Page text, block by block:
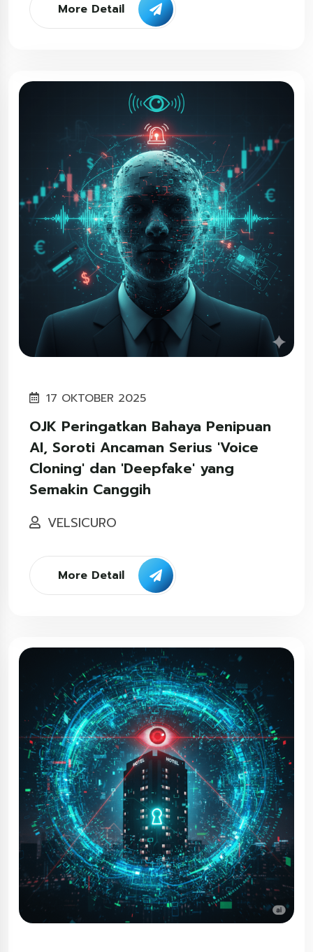
More Detail
17 OKTOBER 2025
OJK Peringatkan Bahaya Penipuan
AI, Soroti Ancaman Serius 'Voice
Cloning' dan 'Deepfake' yang
Semakin Canggih
VELSICURO
More Detail